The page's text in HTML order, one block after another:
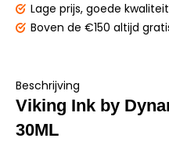
Lage prijs, goede
Boven de €150 altijd
Beschrijving
Viking Ink by
30ML